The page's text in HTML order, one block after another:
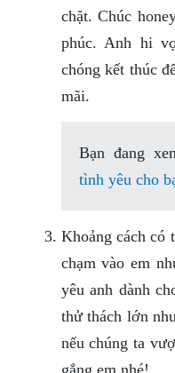
chặt. Chúc
phúc. Anh hi
chóng kết thúc
mãi.
Bạn đang
tình yêu cho
Khoảng cách có
chạm vào em
yêu anh dành
thử thách lớn
nếu chúng ta